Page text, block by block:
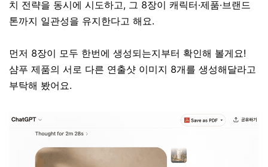
치 전략을 동시에 시도하고, 그 8장이 캐릭터·제품·브랜드
톤까지 일관성을 유지한다고 해요.
먼저 8장이 모두 한번에 생성되는지부터 확인해 볼게요!
샴푸 제품의 서로 다른 연출샷 이미지 8개를 생성해달라고
부탁해 봤어요.